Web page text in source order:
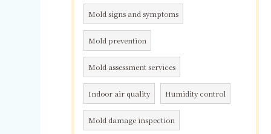
Mold signs and symptoms
Mold prevention
Mold assessment services
Indoor air quality Humidity control
Mold damage inspection